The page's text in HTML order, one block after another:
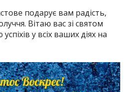
подарує вам радість,
Вітаю вас зі святом
у всіх ваших діях на